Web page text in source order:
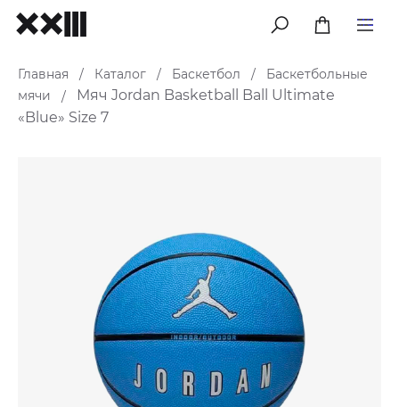
меню
Главная / Каталог / Баскетбол /
Баскетбольные
мячи
/
Мяч Jordan Basketball Ball Ultimate
«Blue» Size 7